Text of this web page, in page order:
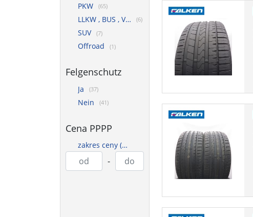
PKW (65)
LLKW , BUS , VAN (6)
SUV (7)
Offroad (1)
Felgenschutz
Ja (37)
Nein (41)
Cena PPPP
zakres ceny (PLN)
-